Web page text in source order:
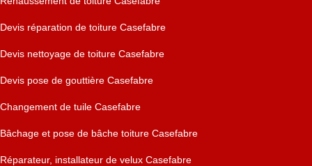
Devis réparation de toiture Casefabre
Devis nettoyage de toiture Casefabre
Devis pose de gouttière Casefabre
Changement de tuile Casefabre
Bâchage et pose de bâche toiture Casefabre
Réparateur, installateur de velux Casefabre